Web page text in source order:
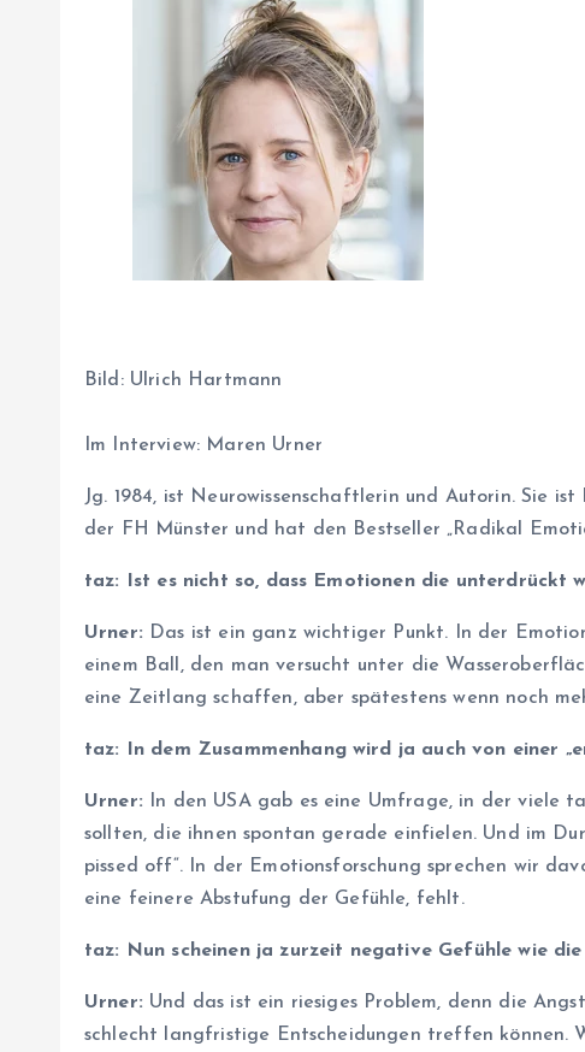
Bild: Ulrich Hartmann
Im Interview: Maren Urner
Jg. 1984, ist Neurowissenschaftlerin und Autorin. Sie
der FH Münster und hat den Bestseller „Radikal
taz: Ist es nicht so, dass Emotionen die unterdrückt
Urner: Das ist ein ganz wichtiger Punkt. In der
einem Ball, den man versucht unter die
eine Zeitlang schaffen, aber spätestens wenn noch
taz: In dem Zusammenhang wird ja auch von einer
Urner: In den USA gab es eine Umfrage, in der viele
sollten, die ihnen spontan gerade einfielen. Und im
pissed off“. In der Emotionsforschung sprechen wir
eine feinere Abstufung der Gefühle, fehlt.
taz: Nun scheinen ja zurzeit negative Gefühle wie
Urner: Und das ist ein riesiges Problem, denn die
schlecht langfristige Entscheidungen treffen können.